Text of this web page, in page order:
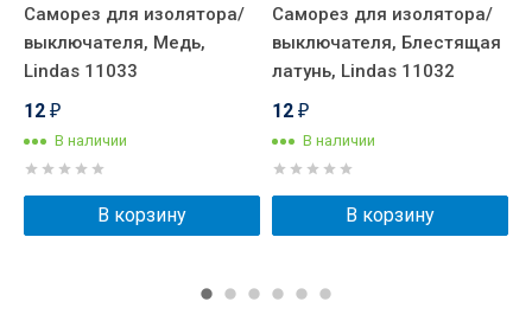
Саморез для изолятора/
выключателя, Медь,
Lindas 11033
12 ₽
В наличии
В корзину
Саморез для изолятора/
выключателя, Блестящая
латунь, Lindas 11032
12 ₽
В наличии
В корзину